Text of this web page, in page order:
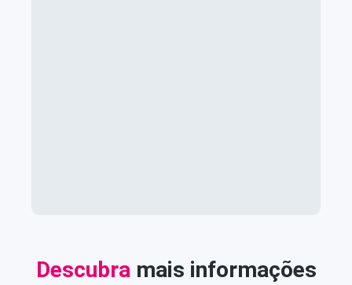
Descubramais informações